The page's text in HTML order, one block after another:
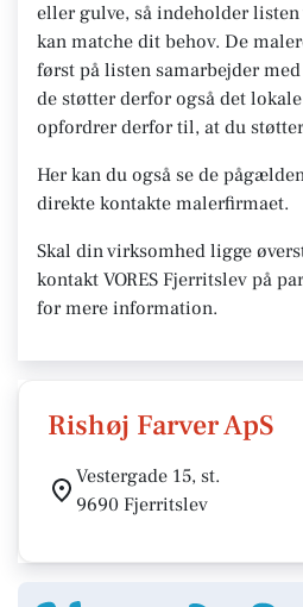
eller gulve, så indeholder
kan matche dit behov. De
først på listen samarbejder med
de støtter derfor også det
opfordrer derfor til, at du
Her kan du også se de
direkte kontakte malerfirmaet.
Skal din virksomhed ligge
kontakt VORES Fjerritslev på
for mere information.
Rishøj Farver ApS
Vestergade 15, st.
9690 Fjerritslev